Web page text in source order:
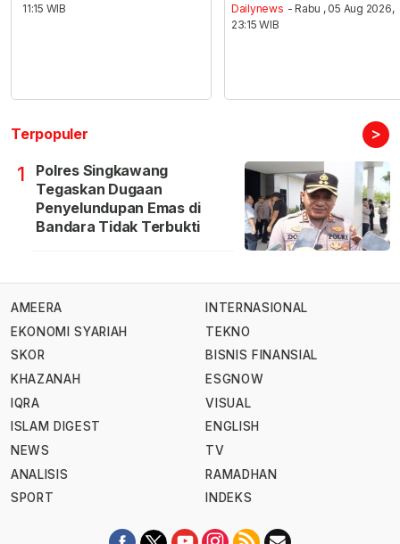
11:15 WIB
Dailynews - Rabu , 05 Aug 2026,
23:15 WIB
Terpopuler >
1
Polres Singkawang
Tegaskan Dugaan
Penyelundupan Emas di
Bandara Tidak Terbukti
AMEERA
EKONOMI SYARIAH
SKOR
KHAZANAH
IQRA
ISLAM DIGEST
NEWS
ANALISIS
SPORT
INTERNASIONAL
TEKNO
BISNIS FINANSIAL
ESGNOW
VISUAL
ENGLISH
TV
RAMADHAN
INDEKS